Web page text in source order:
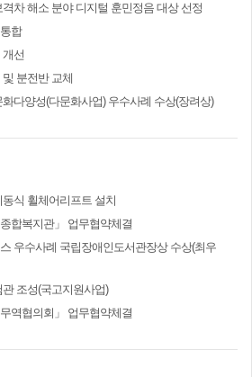
차 해소 분야 디지털 훈민정음 대상 선정
합
개선
분전반 교체
다양성(다문화사업) 우수사례 수상(장려상)
식 휠체어리프트 설치
종합복지관」 업무협약체결
우수사례 국립장애인도서관장상 수상(최우
조성(국고지원사업)
무역협의회」 업무협약체결